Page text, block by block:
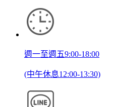
週一至週五9:00-18:00
(中午休息12:00-13:30)